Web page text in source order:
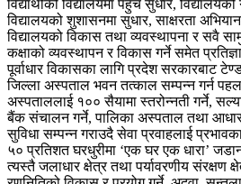
विद्यार्थीको विद्यालयमा पहुँच सुधार,
विद्यालयको शुशासनमा सुधार, साक्षरता
विद्यालयको विकास तथा व्यवस्थापना र सवै
कक्षाको व्यवस्थापन र विकास गर्ने समेत
पूर्वाधार विकासका लागि प्रदेश सरकारबाट
जिल्ला अस्पताल भवन तत्काल सम्पन्न गर्न
अस्पताललाई १०० सैयामा स्तरोन्नती गर्ने,
बैंक संचालन गर्ने, पालिका अस्पताल तथा
सुविधा सम्पन्न गराउदै सेवा प्रवाहलाई
५० प्रतिशत घरधुरीमा ‘एक घर एक धारा’
त्यस्तै जलाधार क्षेत्र तथा पर्यावरणीय संरक्षण